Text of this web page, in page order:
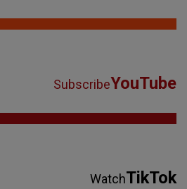
SubscribeYouTube
WatchTikTok